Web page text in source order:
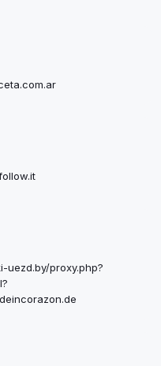
uezd.by/proxy.php?